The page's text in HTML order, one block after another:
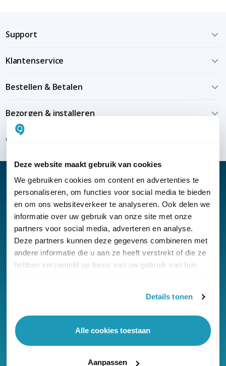
Deze website maakt gebruik van cookies
We gebruiken cookies om content en advertenties te
personaliseren, om functies voor social media te bieden
en om ons websiteverkeer te analyseren. Ook delen we
informatie over uw gebruik van onze site met onze
partners voor social media, adverteren en analyse.
Deze partners kunnen deze gegevens combineren met
andere informatie die u aan ze heeft verstrekt of die ze
hebben verzameld op basis van uw gebruik van hun
Details tonen
Alle cookies toestaan
Aanpassen
Support
Klantenservice
Bestellen & Betalen
Bezorgen & installeren
Over KommaGo
Nieuwsbrief
Klantenservice